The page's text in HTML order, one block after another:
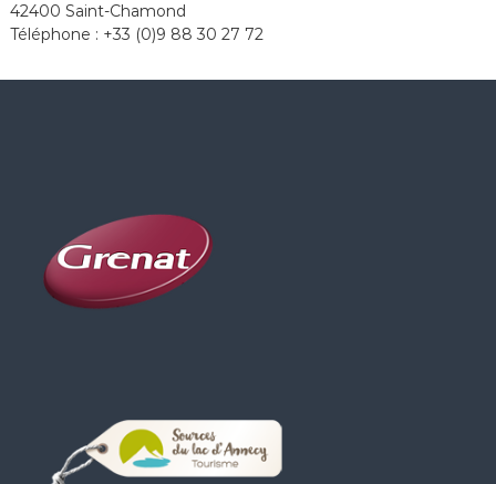
42400 Saint-Chamond
Téléphone : +33 (0)9 88 30 27 72